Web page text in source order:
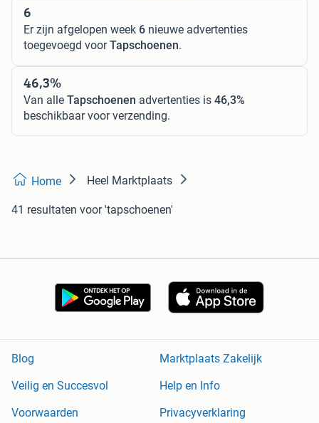
6
Er zijn afgelopen week 6 nieuwe advertenties
toegevoegd voorTapschoenen.
46,3%
Van alle Tapschoenen advertenties is 46,3%
beschikbaar voor verzending.
Home Heel Marktplaats
41 resultaten voor 'tapschoenen'
Blog
Marktplaats Zakelijk
Veilig en Succesvol
Help en Info
Voorwaarden
Privacyverklaring